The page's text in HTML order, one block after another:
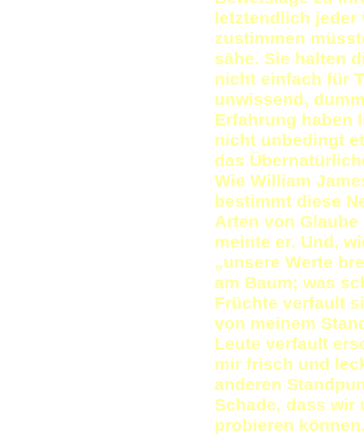
letztendlich jeder
zustimmen
sähe. Sie halten
nicht einfach für
unwissend,
Erfahrung haben
nicht unbedingt
das
Wie William
bestimmt diese
Arten von
meinte er. Und,
„unsere Werte
am Baum; was
Früchte verfault
von meinem
Leute verfault
mir frisch und
anderen
Schade, dass wir
probieren